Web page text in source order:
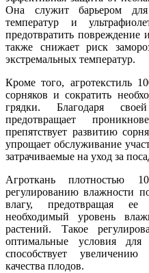
Она служит барьером
температур и
предотвратить повреждение
также снижает риск
экстремальных температур.
Кроме того, агротекстиль
сорняков и сократить
грядки. Благодаря
предотвращает
препятствует развитию
упрощает обслуживание
затрачиваемые на уход за
Агроткань плотностью
регулированию влажности
влагу, предотвращая
необходимый уровень
растений. Такое
оптимальные условия
способствует
качества плодов.